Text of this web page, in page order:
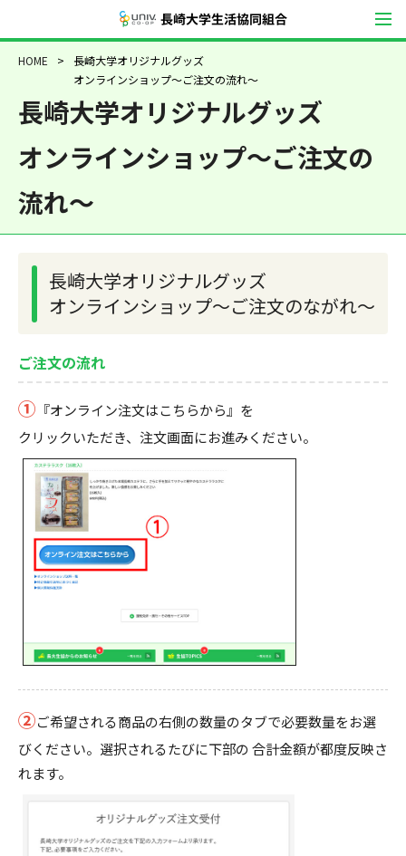
長崎大学生活協同
HOME
長崎大学オリジナルグッズ
オンラインショップ～ご注文の流れ～
長崎大学オリジナルグッズ
オンラインショップ～ご注文の
流れ～
長崎大学オリジナルグッズ
オンラインショップ～ご注文のながれ～
ご注文の流れ
① 『オンライン注文はこちらから』を
クリックいただき、注文画面にお進みください。
②ご希望される商品の右側の数量のタブで必要数量をお選
びください。選択されるたびに下部の 合計金額が都度反映さ
れます。